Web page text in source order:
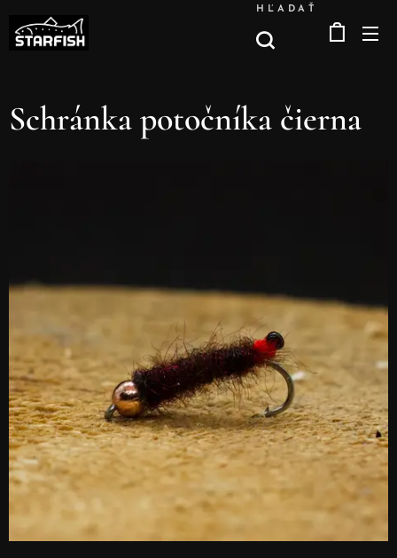
HĽADAŤ
Schránka potočníka čierna